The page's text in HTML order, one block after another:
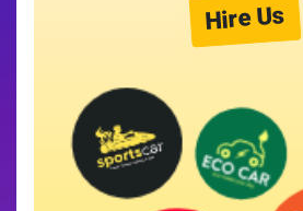
Hire Us